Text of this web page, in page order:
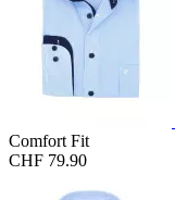
Comfort Fit
CHF 79.90